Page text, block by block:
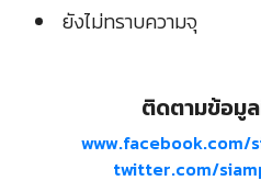
ยังไม่ทราบความจุ
ติดตามข้อมู
www.facebook.com/
twitter.com/